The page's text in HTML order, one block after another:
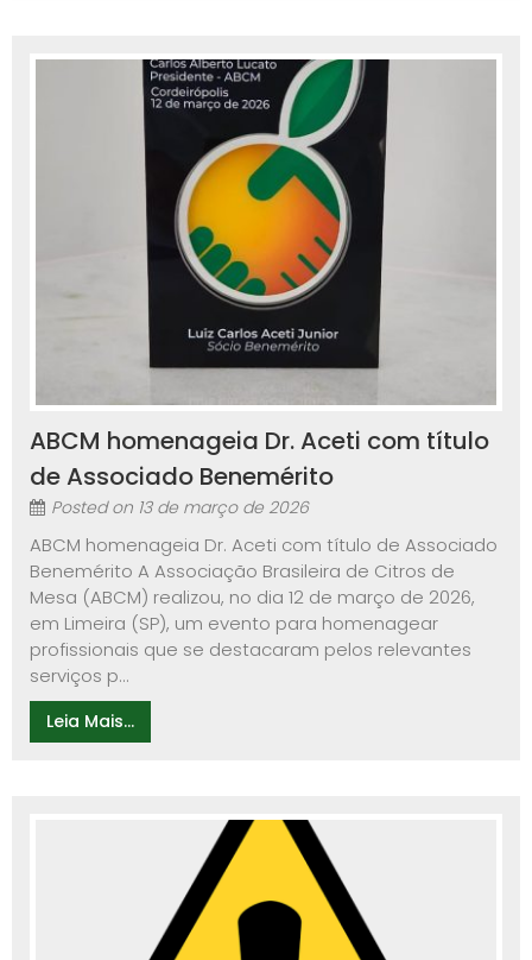
ABCM homenageia Dr. Aceti com título
de Associado Benemérito
Posted on 13 de março de 2026
ABCM homenageia Dr. Aceti com título de Associado
Benemérito A Associação Brasileira de Citros de
Mesa (ABCM) realizou, no dia 12 de março de 2026,
em Limeira (SP), um evento para homenagear
profissionais que se destacaram pelos relevantes
serviços p...
Leia Mais...